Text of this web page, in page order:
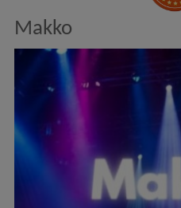
Makko